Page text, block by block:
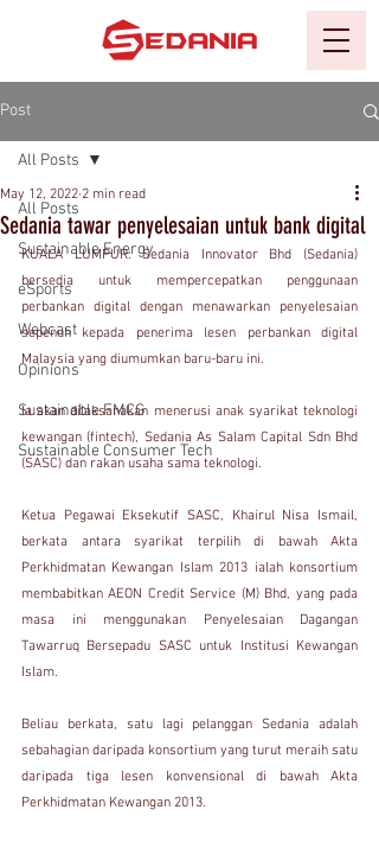
Post
All Posts
Sustainable Energy
eSports
Webcast
Opinions
Sustainable FMCG
Sustainable Consumer Tech
All Posts
Sedania tawar penyelesaian untuk bank digital
May 12, 2022 2 min read
KUALA LUMPUR: Sedania Innovator Bhd (Sedania)
bersedia untuk mempercepatkan penggunaan
perbankan digital dengan menawarkan penyelesaian
sepenuh kepada penerima lesen perbankan digital
Malaysia yang diumumkan baru-baru ini.
Ia akan dilaksanakan menerusi anak syarikat teknologi
kewangan (fintech), Sedania As Salam Capital Sdn Bhd
(SASC) dan rakan usaha sama teknologi.
Ketua Pegawai Eksekutif SASC, Khairul Nisa Ismail,
berkata antara syarikat terpilih di bawah Akta
Perkhidmatan Kewangan Islam 2013 ialah konsortium
membabitkan AEON Credit Service (M) Bhd, yang pada
masa ini menggunakan Penyelesaian Dagangan
Tawarruq Bersepadu SASC untuk Institusi Kewangan
Islam.
Beliau berkata, satu lagi pelanggan Sedania adalah
sebahagian daripada konsortium yang turut meraih satu
daripada tiga lesen konvensional di bawah Akta
Perkhidmatan Kewangan 2013.